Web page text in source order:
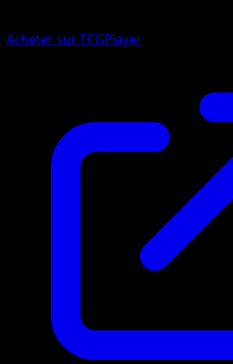
Acheter sur TCGPlayer